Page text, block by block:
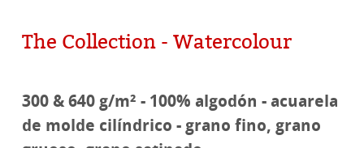
The Collection - Watercolour
300 & 640 g/m² - 100% algodón - acuarela
de molde cilíndrico - grano fino, grano